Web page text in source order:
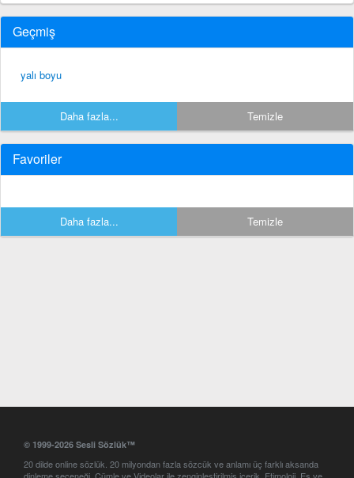
Geçmiş
yalı boyu
Daha fazla... Temizle
Favoriler
Daha fazla... Temizle
© 1999-2026 Sesli Sözlük™
20 dilde online sözlük. 20 milyondan fazla sözcük ve anlamı üç farklı aksanda